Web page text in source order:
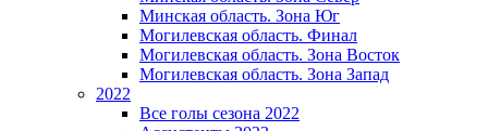
Минская область. Зона Юг
Могилевская область. Финал
Могилевская область. Зона Восток
Могилевская область. Зона Запад
2022
Все голы сезона 2022